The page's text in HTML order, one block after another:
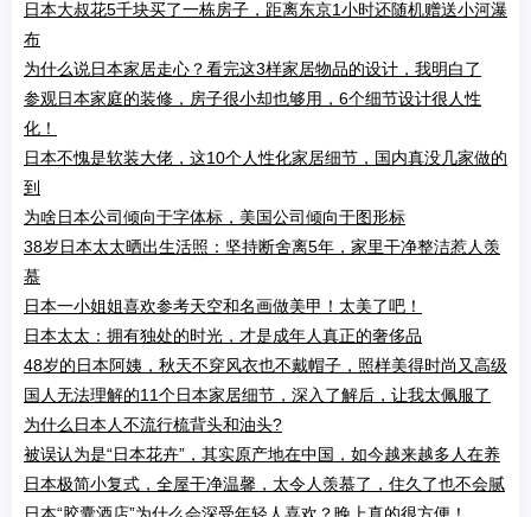
日本大叔花5千块买了一栋房子，距离东京1小时还随机赠送小河瀑
布
为什么说日本家居走心？看完这3样家居物品的设计，我明白了
参观日本家庭的装修，房子很小却也够用，6个细节设计很人性
化！
日本不愧是软装大佬，这10个人性化家居细节，国内真没几家做的
到
为啥日本公司倾向于字体标，美国公司倾向于图形标
38岁日本太太晒出生活照：坚持断舍离5年，家里干净整洁惹人羡
慕
日本一小姐姐喜欢参考天空和名画做美甲！太美了吧！
日本太太：拥有独处的时光，才是成年人真正的奢侈品
48岁的日本阿姨，秋天不穿风衣也不戴帽子，照样美得时尚又高级
国人无法理解的11个日本家居细节，深入了解后，让我太佩服了
为什么日本人不流行梳背头和油头?
被误认为是“日本花卉”，其实原产地在中国，如今越来越多人在养
日本极简小复式，全屋干净温馨，太令人羡慕了，住久了也不会腻